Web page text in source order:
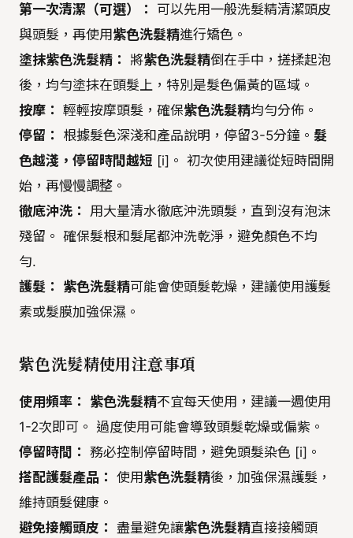
第一次清潔（可選）：
可以先用一般洗髮精清潔頭皮
與頭髮，再使用 紫色洗髮精進行矯色。
塗抹紫色洗髮精 ： 將紫色洗髮精倒在手中，搓揉起泡
後，均勻塗抹在頭髮上，特別是髮色偏黃的區域。
按摩： 輕輕按摩頭髮，確保紫色洗髮精均勻分佈。
停留：
根據髮色深淺和產品說明，停留3-5分鐘。 髮
色越淺，停留時間越短 [i]。 初次使用建議從短時間開
始，再慢慢調整。
徹底沖洗：
用大量清水徹底沖洗頭髮，直到沒有泡沫
殘留。 確保髮根和髮尾都沖洗乾淨，避免顏色不均
勻.
護髮：
紫色洗髮精可能會使頭髮乾燥，建議使用護髮
素或髮膜加強保濕。
紫色洗髮精使用注意事項
使用頻率： 紫色洗髮精不宜每天使用，建議一週使用
1-2次即可。 過度使用可能會導致頭髮乾燥或偏紫。
停留時間： 務必控制停留時間，避免頭髮染色 [i]。
搭配護髮產品： 使用 紫色洗髮精後，加強保濕護髮，
維持頭髮健康。
避免接觸頭皮： 盡量避免讓紫色洗髮精直接接觸頭